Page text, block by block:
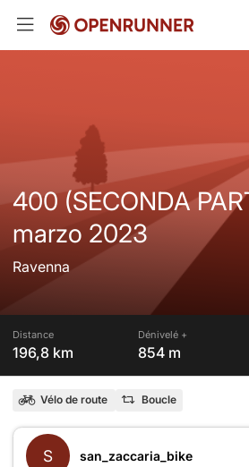
400 (SECONDA
marzo 2023
Ravenna
Distance
196,8 km
Dénivelé +
854 m
Vélo de route Boucle
S san_zaccaria_bike